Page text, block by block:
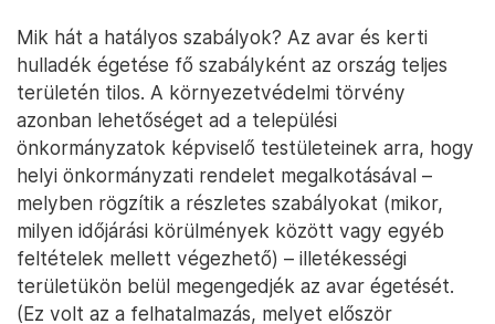
Mik hát a hatályos szabályok? Az avar és kerti
hulladék égetése fő szabályként az ország teljes
területén tilos. A környezetvédelmi törvény
azonban lehetőséget ad a települési
önkormányzatok képviselő testületeinek arra, hogy
helyi önkormányzati rendelet megalkotásával –
melyben rögzítik a részletes szabályokat (mikor,
milyen időjárási körülmények között vagy egyéb
feltételek mellett végezhető) – illetékességi
területükön belül megengedjék az avar égetését.
(Ez volt az a felhatalmazás, melyet először